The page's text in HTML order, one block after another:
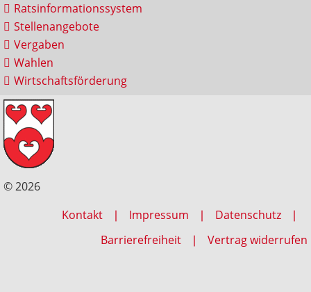
Ratsinformationssystem
Stellenangebote
Vergaben
Wahlen
Wirtschaftsförderung
© 2026
Kontakt
Impressum
Datenschutz
Barrierefreiheit
Vertrag widerrufen